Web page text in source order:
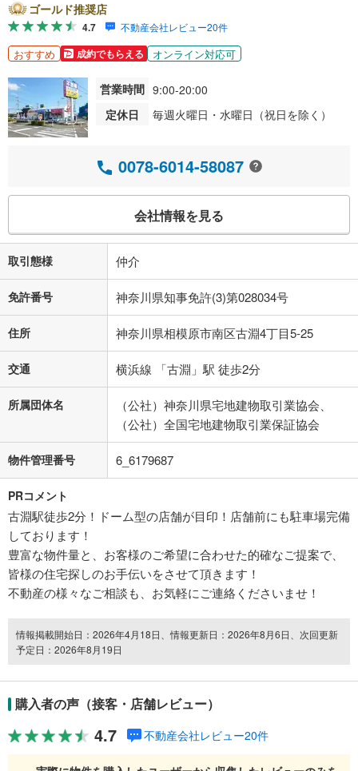
ゴールド推奨店
4.7 不動産会社レビュー20件
おすすめ 成約でもらえる オンライン対応可
営業時間 9:00-20:00
定休日
毎週火曜日・水曜日（祝日を除く）
0078-6014-58087
会社情報を見る
取引態様 仲介
免許番号 神奈川県知事免許(3)第028034号
住所 神奈川県相模原市南区古淵4丁目5-25
交通 横浜線 「古淵」駅 徒歩2分
所属団体名
（公社）神奈川県宅地建物取引業協会、
（公社）全国宅地建物取引業保証協会
物件管理番号 6_6179687
PRコメント
古淵駅徒歩2分！ドーム型の店舗が目印！店舗前にも駐車場完備
しております！
豊富な物件量と、お客様のご希望に合わせた的確なご提案で、
皆様の住宅探しのお手伝いをさせて頂きます！
不動産の様々なご相談も、お気軽にご連絡くださいませ！
情報掲載開始日：2026年4月18日、情報更新日：2026年8月6日、次回更新
予定日：2026年8月19日
購入者の声（接客・店舗レビュー）
4.7 不動産会社レビュー20件